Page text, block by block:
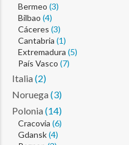
Bermeo (3)
Bilbao (4)
Cáceres (3)
Cantabria (1)
Extremadura (5)
País Vasco (7)
Italia (2)
Noruega (3)
Polonia (14)
Cracovia (6)
Gdansk(4)